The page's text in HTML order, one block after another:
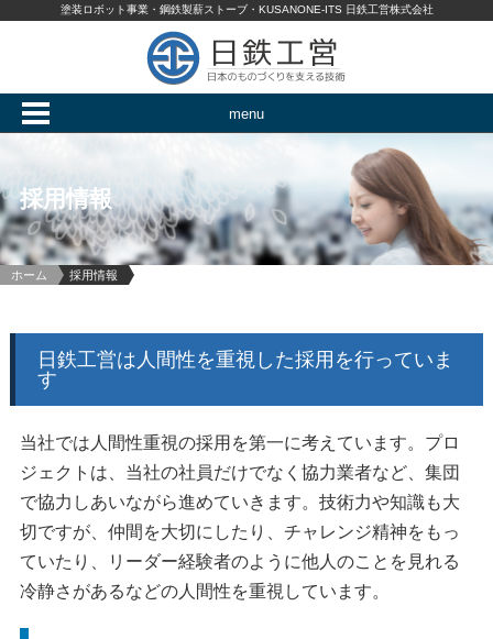
塗装ロボット事業・鋼鉄製薪ストーブ・KUSANONE-ITS 日鉄工営株式会社
menu
採用情報
ホーム 採用情報
日鉄工営は人間性を重視した採用を行っていま
す
当社では人間性重視の採用を第一に考えています。プロ
ジェクトは、当社の社員だけでなく協力業者など、集団
で協力しあいながら進めていきます。技術力や知識も大
切ですが、仲間を大切にしたり、チャレンジ精神をもっ
ていたり、リーダー経験者のように他人のことを見れる
冷静さがあるなどの人間性を重視しています。